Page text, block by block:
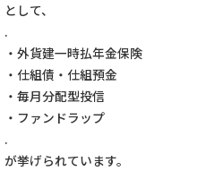
として、
.
・外貨建一時払年金保険
・仕組債・仕組預金
・毎月分配型投信
・ファンドラップ
.
が挙げられています。